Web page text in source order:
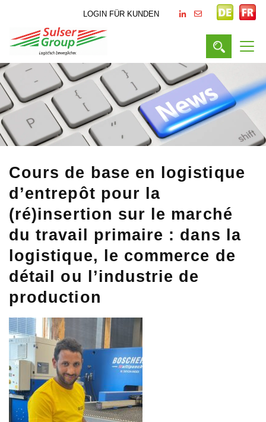
LOGIN FÜR KUNDEN
Cours de base en logistique
d’entrepôt pour la
(ré)insertion sur le marché
du travail primaire : dans la
logistique, le commerce de
détail ou l’industrie de
production